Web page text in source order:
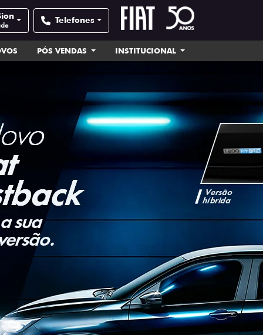
Telefones
PÓS VENDAS INSTITUCIONAL